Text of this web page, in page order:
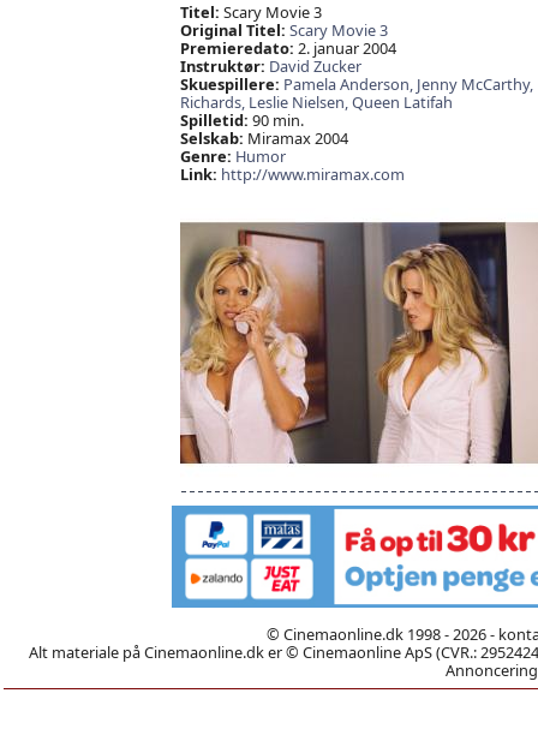
Titel: Scary Movie 3
Original Titel: Scary Movie 3
Premieredato: 2. januar 2004
Instruktør: David Zucker
Skuespillere: Pamela Anderson, Jenny McCarthy,
Richards, Leslie Nielsen,Queen Latifah
Spilletid: 90 min.
Selskab: Miramax 2004
Genre: Humor
Link: http://www.miramax.com
© Cinemaonline.dk 1998 - 2026 -
Alt materiale på Cinemaonline.dk er © Cinemaonline ApS (CVR.: